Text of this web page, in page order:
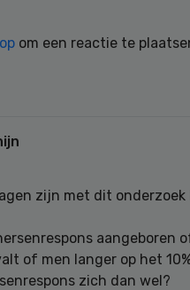
om een reactie te
zijn met dit
aangeboren
of men langer op het
zich dan wel?